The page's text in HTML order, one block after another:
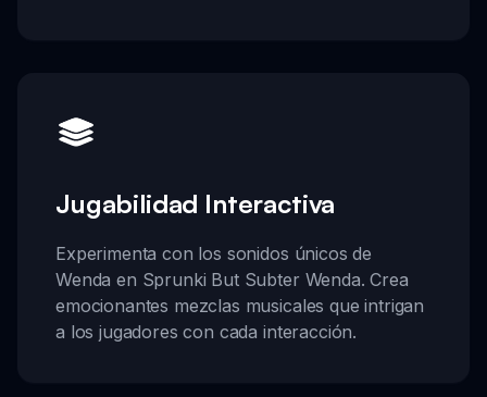
Jugabilidad Interactiva
Experimenta con los sonidos únicos de
Wenda en Sprunki But Subter Wenda. Crea
emocionantes mezclas musicales que intrigan
a los jugadores con cada interacción.